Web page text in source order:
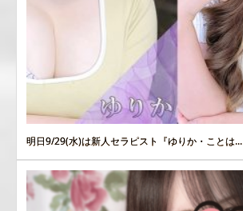
明日9/29(水)は新人セラピスト『ゆりか・ことは...